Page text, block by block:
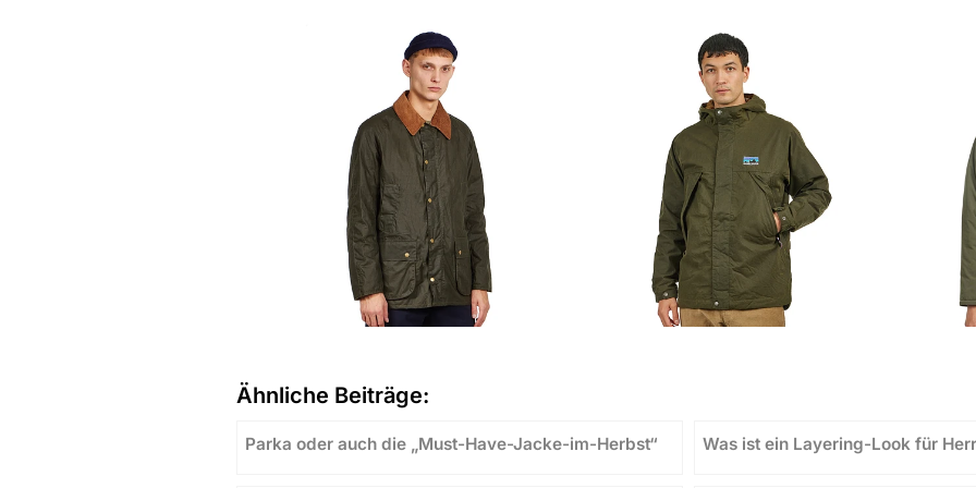
Ähnliche Beiträge:
Parka oder auch die „Must-Have-Jacke-im-Herbst“ Was ist ein Layering-Look für